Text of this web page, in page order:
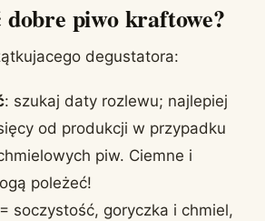
piwo kraftowe?
degustatora:
: szukaj daty rozlewu; najlepiej
od produkcji w przypadku
piw. Ciemne i
poleżeć!
= soczystość, goryczka i chmiel,